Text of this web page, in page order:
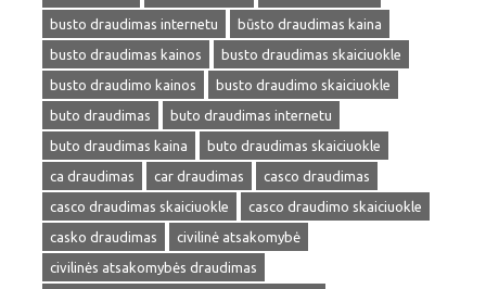
busto draudimas internetu
būsto draudimas kaina
busto draudimas kainos
busto draudimas skaiciuokle
busto draudimo kainos
busto draudimo skaiciuokle
buto draudimas
buto draudimas internetu
buto draudimas kaina
buto draudimas skaiciuokle
ca draudimas
car draudimas
casco draudimas
casco draudimas skaiciuokle
casco draudimo skaiciuokle
casko draudimas
civilinė atsakomybė
civilinės atsakomybės draudimas